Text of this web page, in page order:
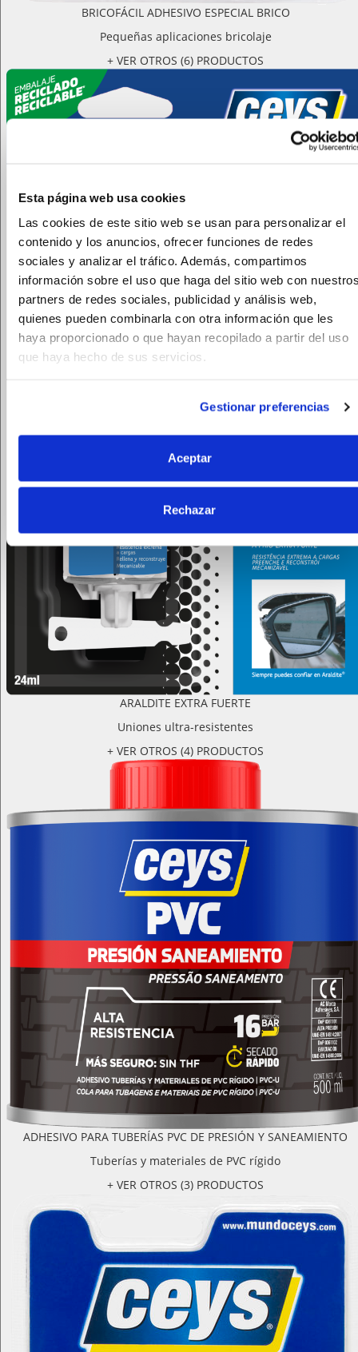
Esta página web usa cookies
Las cookies de este sitio web se usan para personalizar el
contenido y los anuncios, ofrecer funciones de redes
sociales y analizar el tráfico. Además, compartimos
información sobre el uso que haga del sitio web con
partners de redes sociales, publicidad y análisis web,
quienes pueden combinarla con otra información que les
haya proporcionado o que hayan recopilado a partir del uso
que haya hecho de sus servicios.
Gestionar preferencias
Aceptar
Rechazar
BRICOFÁCIL ADHESIVO ESPECIAL BRICO
Pequeñas aplicaciones bricolaje
+ VER OTROS (6) PRODUCTOS
ARALDITE EXTRA FUERTE
Uniones ultra-resistentes
+ VER OTROS (4) PRODUCTOS
ADHESIVO PARA TUBERÍAS PVC DE PRESIÓN Y SANEAMIENTO
Tuberías y materiales de PVC rígido
+ VER OTROS (3) PRODUCTOS